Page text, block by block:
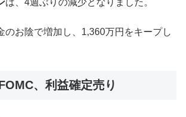
は、4週ぶりの減少となりました。
のお陰で増加し、1,360万円をキープし
、利益確定売り